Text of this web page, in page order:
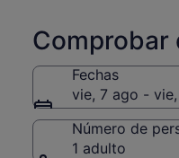
Comprobar
Fechas
vie, 7 ago -
Número de
1 adulto